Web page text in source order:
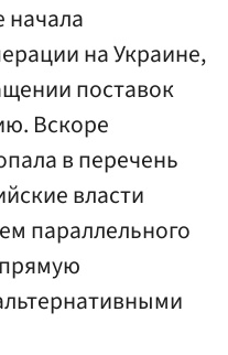
начала
на Украине,
поставок
Вскоре
в перечень
власти
параллельного